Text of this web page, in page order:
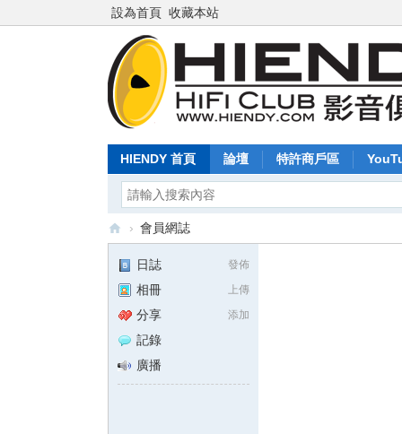
設為首頁 收藏本站
HIENDY 首頁 論壇 特許商戶區
m
› 會員網誌
發佈
日誌
上傳
相冊
添加
分享
記錄
廣播